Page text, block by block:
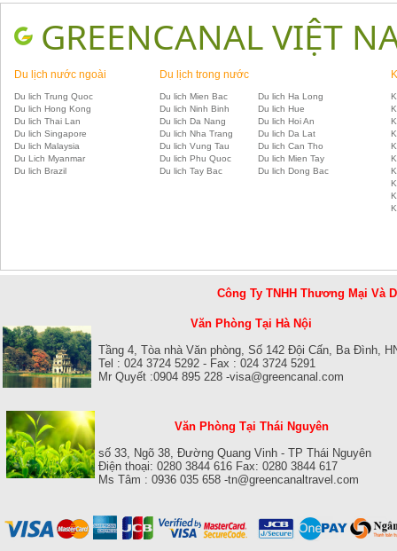
GREENCANAL VIỆT
Du lịch nước ngoài
Du lich Trung Quoc
Du lich Hong Kong
Du lich Thai Lan
Du lich Singapore
Du lich Malaysia
Du Lich Myanmar
Du lich Brazil
Du lịch trong nước
Du lich Mien Bac
Du lich Ha Long
Du lich Ninh Binh
Du lich Hue
Du lich Da Nang
Du lich Hoi An
Du lich Nha Trang
Du lich Da Lat
Du lich Vung Tau
Du lich Can Tho
Du lich Phu Quoc
Du lich Mien Tay
Du lich Tay Bac
Du lich Dong Bac
Công Ty TNHH Thương Mại Và
Văn Phòng Tại Hà Nội
Tầng 4, Tòa nhà Văn phòng, Số 142 Đội Cấn, Ba Đình,
Tel : 024 3724 5292 - Fax : 024 3724 5291
Mr Quyết :0904 895 228 -visa@greencanal.com
Văn Phòng Tại Thái Nguyên
số 33, Ngõ 38, Đường Quang Vinh - TP Thái Nguyên
Điện thoại: 0280 3844 616 Fax: 0280 3844 617
Ms Tâm : 0936 035 658 -tn@greencanaltravel.com